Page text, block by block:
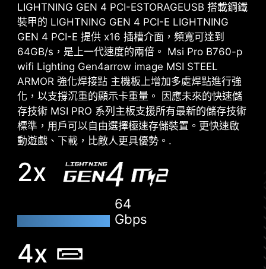
LIGHTNING GEN 4 PCI-ESTORAGEUSB 搭載鋼鐵
裝甲的 LIGHTNING GEN 4 PCI-E LIGHTNING
GEN 4 PCI-E 提供 x16 插槽介面，頻寬可達到
64GB/s，是上一代速度的兩倍。 Msi Pro B760-p
wifi Lighting Gen4arrow image MSI STEEL
ARMOR 強化焊接點 主機板上增加多處焊點進行強
化，以支撐沉重的顯示卡重量。 因應未來的快速儲
存技術 MSI PRO 系列主板支援所有最新的儲存技術
標準，用戶可以自由選擇極速存儲裝置。更快速啟
動遊戲、下載，比敵人更具優勢。.
2x
64
Gbps
4x
可透過PCIe匯流排直接控制與管理NVME SSD，而
不需額外的硬體交換
M-FLASH
從CMOS設定，即可在幾分鐘內刷新或升級BIOS，
輕鬆方便。
HARDWARE MONITOR
可即時性觀看您的主要硬體資訊，包括溫度、記憶
體容量，時脈速度和電壓。
MEMORY TRY IT
SEARCH & FAVORITES
右上角的搜尋和收藏選項可讓您快速進入BIOS選單